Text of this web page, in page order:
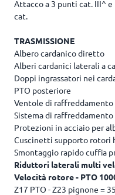
Attacco a 3 punti cat. III^
cat.
TRASMISSIONE
Albero cardanico diretto
Alberi cardanici laterali a
Doppi ingrassatori nei
PTO posteriore
Ventole di
Sistema di
Protezioni in acciaio per
Cuscinetti supporto rotori
Smontaggio rapido cuffia
Riduttori laterali multi
Velocità rotore - PTO
Z17 PTO - Z23 pignone =